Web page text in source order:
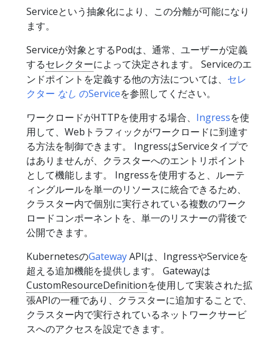
Serviceという抽象化により、この分離が可能になり
ます。
Serviceが対象とするPodは、通常、ユーザーが定義
するセレクターによって決定されます。 Serviceのエ
ンドポイントを定義する他の方法については、 セレ
クター なし のServiceを参照してください。
ワークロードがHTTPを使用する場合、 Ingressを使
用して、Webトラフィックがワークロードに到達す
る方法を制御できます。 IngressはServiceタイプで
はありませんが、クラスターへのエントリポイント
として機能します。 Ingressを使用すると、ルーテ
ィングルールを単一のリソースに統合できるため、
クラスター内で個別に実行されている複数のワーク
ロードコンポーネントを、単一のリスナーの背後で
公開できます。
KubernetesのGatewayAPIは、IngressやServiceを
超える追加機能を提供します。 Gatewayは
CustomResourceDefinitionを使用して実装された拡
張APIの一種であり、クラスターに追加することで、
クラスター内で実行されているネットワークサービ
スへのアクセスを設定できます。